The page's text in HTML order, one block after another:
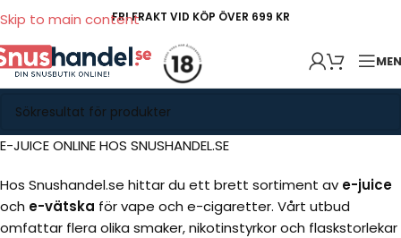
Skip to main contentFRI FRAKT VID KÖP ÖVER 699 KR
E-JUICE ONLINE HOS SNUSHANDEL.SE
Hos Snushandel.se hittar du ett brett sortiment av e-juice
och e-vätska för vape och e-cigaretter. Vårt utbud
omfattar flera olika smaker, nikotinstyrkor och flaskstorlekar